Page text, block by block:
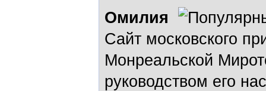
Омилия
Сайт московского
Монреальской
руководством его